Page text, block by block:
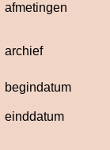
afmetingen
archief
begindatum
einddatum